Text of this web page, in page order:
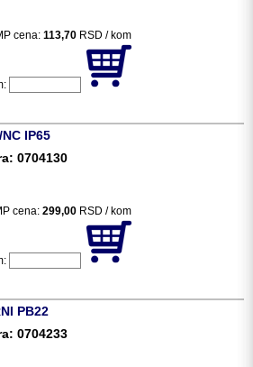
cena: 113,70 RSD / kom
IP65
0704130
cena: 299,00 RSD / kom
PB22
0704233